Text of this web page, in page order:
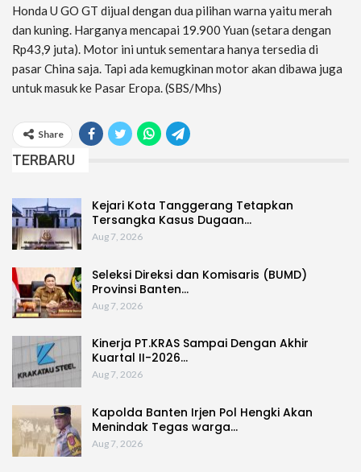
Honda U GO GT dijual dengan dua pilihan warna yaitu merah
dan kuning. Harganya mencapai 19.900 Yuan (setara dengan
Rp43,9 juta). Motor ini untuk sementara hanya tersedia di
pasar China saja. Tapi ada kemugkinan motor akan dibawa juga
untuk masuk ke Pasar Eropa. (SBS/Mhs)
Share
TERBARU
Kejari Kota Tanggerang Tetapkan
Tersangka Kasus Dugaan…
Aug 7, 2026
Seleksi Direksi dan Komisaris (BUMD)
Provinsi Banten…
Aug 7, 2026
Kinerja PT.KRAS Sampai Dengan Akhir
Kuartal II-2026…
Aug 7, 2026
Kapolda Banten Irjen Pol Hengki Akan
Menindak Tegas warga…
Aug 7, 2026